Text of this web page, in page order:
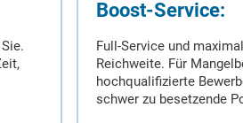
Boost-Service:
Full-Service und
Reichweite. Für
hochqualifizierte
schwer zu besetzende